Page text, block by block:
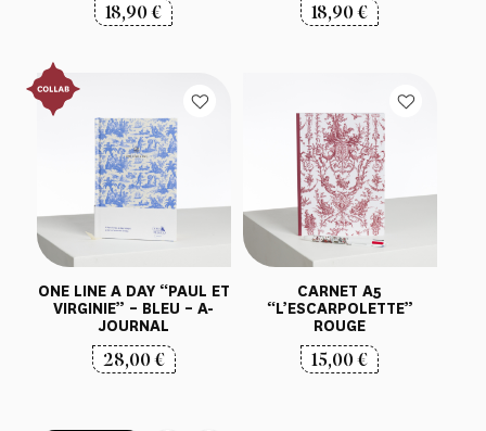
18,90€ 18,90€
ONE LINE A DAY “PAUL ET
VIRGINIE” – BLEU – A-
JOURNAL
28,00€
CARNET A5
“L’ESCARPOLETTE”
ROUGE
15,00€